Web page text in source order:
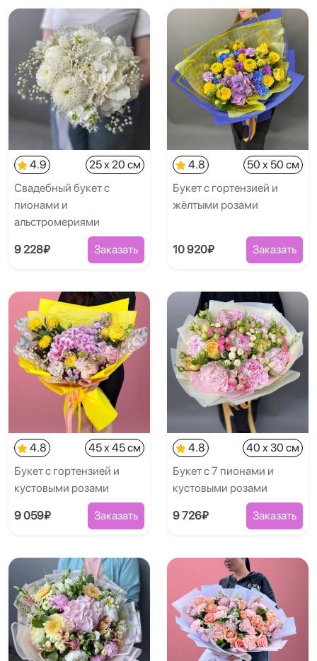
4.9
25 x 20 см
Свадебный букет с
пионами и
альстромериями
9 228₽ Заказать
4.8
50 x 50 см
Букет с гортензией и
жёлтыми розами
10 920₽ Заказать
4.8
45 x 45 см
Букет с гортензией и
кустовыми розами
9 059₽ Заказать
4.8
40 x 30 см
Букет с 7 пионами и
кустовыми розами
9 726₽ Заказать